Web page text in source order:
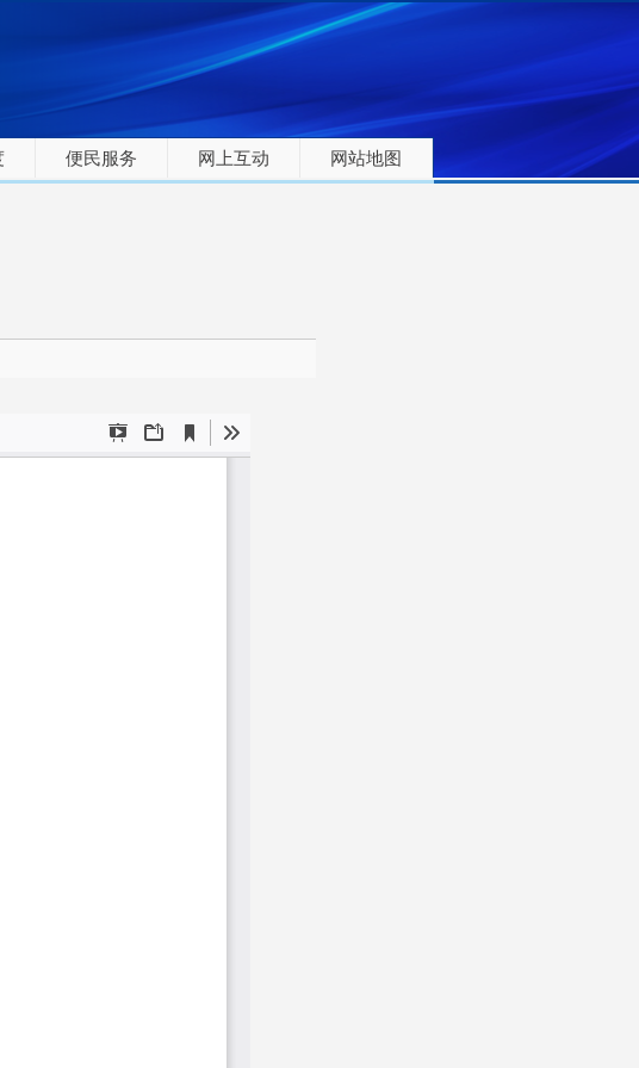
便民服务 网上互动 网站地图